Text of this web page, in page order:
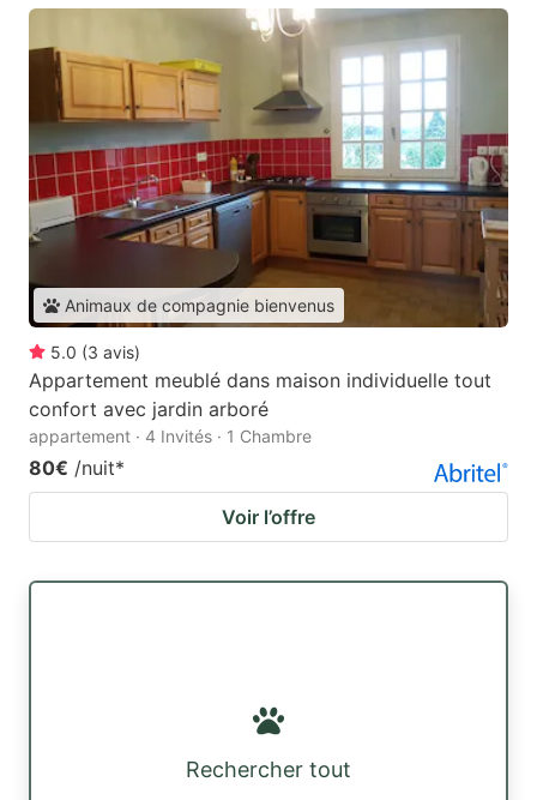
Animaux de compagnie bienvenus
5.0 (3 avis)
Appartement meublé dans maison individuelle tout
confort avec jardin arboré
appartement · 4 Invités · 1 Chambre
80€ /nuit*
Voir l’offre
Rechercher tout